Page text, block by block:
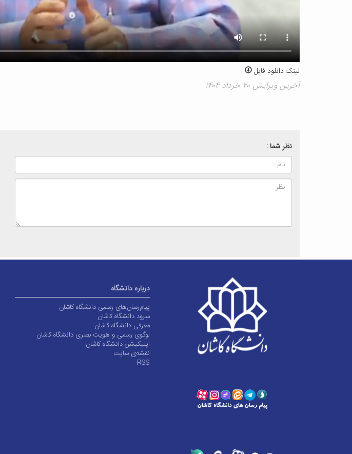
لینک دانلود فایل
آخرین ویرایش ۲۰ خرداد ۱۴۰۴
نظر شما :
درباره دانشگاه
پیام‌رسان‌های رسمی دانشگاه کاشان
سرود دانشگاه کاشان
معرفی دانشگاه کاشان
لوگوی رسمی و هویت بصری دانشگاه کاشان
اپلیکیشن دانشگاه کاشان
نقشه‌ی سایت
RSS